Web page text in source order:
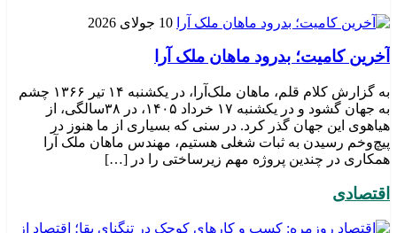
10 جولای 2026
​آخرین کامیت؛ بدرود ماهان ملک آرا
به گزارش کلام قلم، ماهان ملک‌آرا، در یکشنبه ۱۴ تیر ۱۳۶۶ چشم
به جهان گشود و در یکشنبه ۱۷ خرداد ۱۴۰۵، در ۳۸سالگی، از
هیاهوی این جهان گذر کرد. در سنی که بسیاری از ما هنوز در
پیچ‌وخم رسیدن به ثبات شغلی هستیم، مهندس ماهان ملک آرا
همکاری در چندین پروژه مهم زیرساختی را در […]
اقتصادی